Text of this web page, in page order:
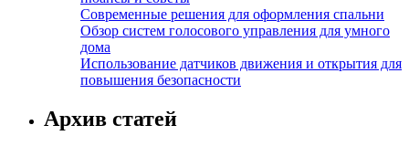
Современные решения для оформления спальни
Обзор систем голосового управления для умного
дома
Использование датчиков движения и открытия для
повышения безопасности
Архив статей